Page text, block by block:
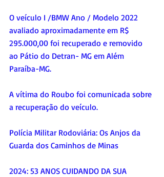
O veículo I /BMW Ano / Modelo 2022
avaliado aproximadamente em R$
295.000,00 foi recuperado e removido
ao Pátio do Detran- MG em Além
Paraíba-MG.
A vítima do Roubo foi comunicada sobre
a recuperação do veículo.
Polícia Militar Rodoviária: Os Anjos da
Guarda dos Caminhos de Minas
2024: 53 ANOS CUIDANDO DA SUA